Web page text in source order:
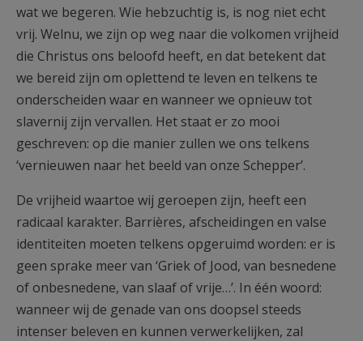
wat we begeren. Wie hebzuchtig is, is nog niet echt
vrij. Welnu, we zijn op weg naar die volkomen vrijheid
die Christus ons beloofd heeft, en dat betekent dat
we bereid zijn om oplettend te leven en telkens te
onderscheiden waar en wanneer we opnieuw tot
slavernij zijn vervallen. Het staat er zo mooi
geschreven: op die manier zullen we ons telkens
‘vernieuwen naar het beeld van onze Schepper’.
De vrijheid waartoe wij geroepen zijn, heeft een
radicaal karakter. Barrières, afscheidingen en valse
identiteiten moeten telkens opgeruimd worden: er is
geen sprake meer van ‘Griek of Jood, van besnedene
of onbesnedene, van slaaf of vrije…’. In één woord:
wanneer wij de genade van ons doopsel steeds
intenser beleven en kunnen verwerkelijken, zal